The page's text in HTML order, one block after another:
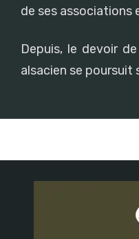
de ses associations
Depuis, le devoir
alsacien se poursuit